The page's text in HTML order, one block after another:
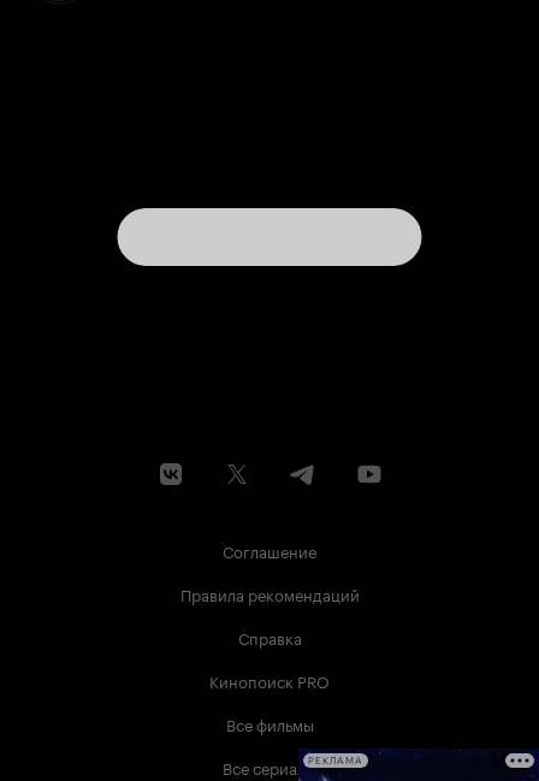
сериал просто не для меня, но его вполне
можно смотреть фоном, занимаясь другими
делами. 6 из 10
Соглашение
Правила рекомендаций
Справка
Кинопоиск PRO
Все фильмы
Все сериалыРЕКЛАМА